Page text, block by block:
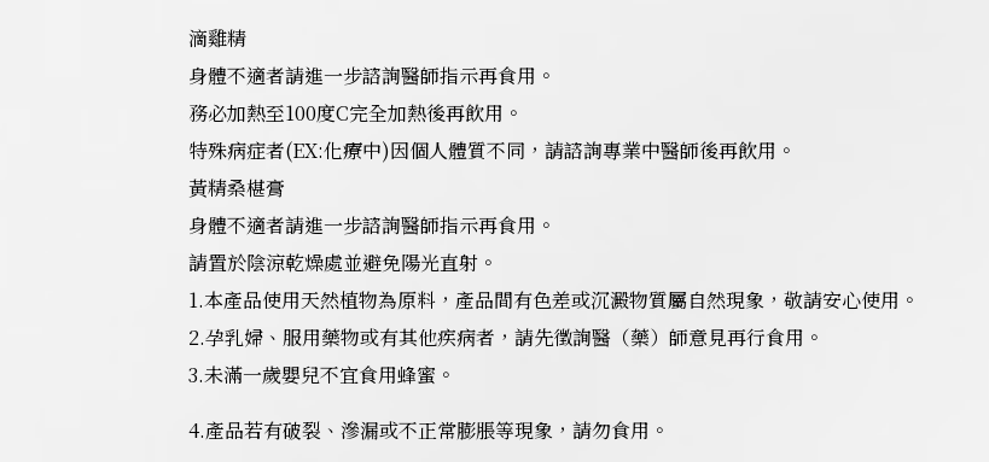
滴雞精
身體不適者請進一步諮詢醫師指示再食用。
務必加熱至100度C完全加熱後再飲用。
特殊病症者(EX:化療中)因個人體質不同，請諮詢專業中醫師後再飲用。
黃精桑椹膏
身體不適者請進一步諮詢醫師指示再食用。
請置於陰涼乾燥處並避免陽光直射。
1.本產品使用天然植物為原料，產品間有色差或沉澱物質屬自然現象，敬請安心使用。
2.孕乳婦、服用藥物或有其他疾病者，請先徵詢醫（藥）師意見再行食用。
3.未滿一歲嬰兒不宜食用蜂蜜。
4.產品若有破裂、滲漏或不正常膨脹等現象，請勿食用。